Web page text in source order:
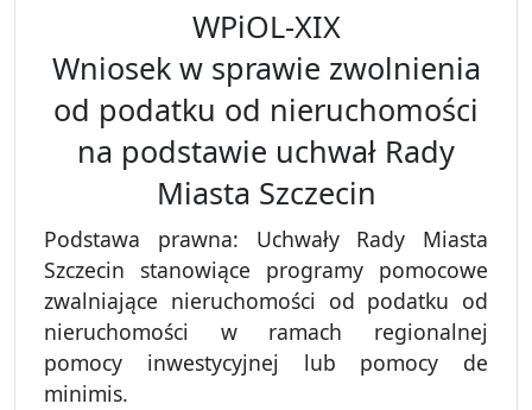
WPiOL-XIX
Wniosek w sprawie zwolnienia
od podatku od nieruchomości
na podstawie uchwał Rady
Miasta Szczecin
Podstawa prawna: Uchwały Rady Miasta
Szczecin stanowiące programy pomocowe
zwalniające nieruchomości od podatku od
nieruchomości w ramach regionalnej
pomocy inwestycyjnej lub pomocy de
minimis.